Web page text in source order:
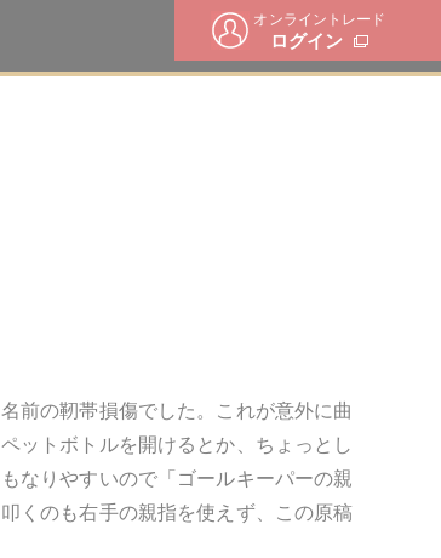
オンライントレード
ログイン
前の靭帯損傷でした。これが意外に曲
ットボトルを開けるとか、ちょっとし
なりやすいので「ゴールキーパーの親
くのも右手の親指を使えず、この原稿